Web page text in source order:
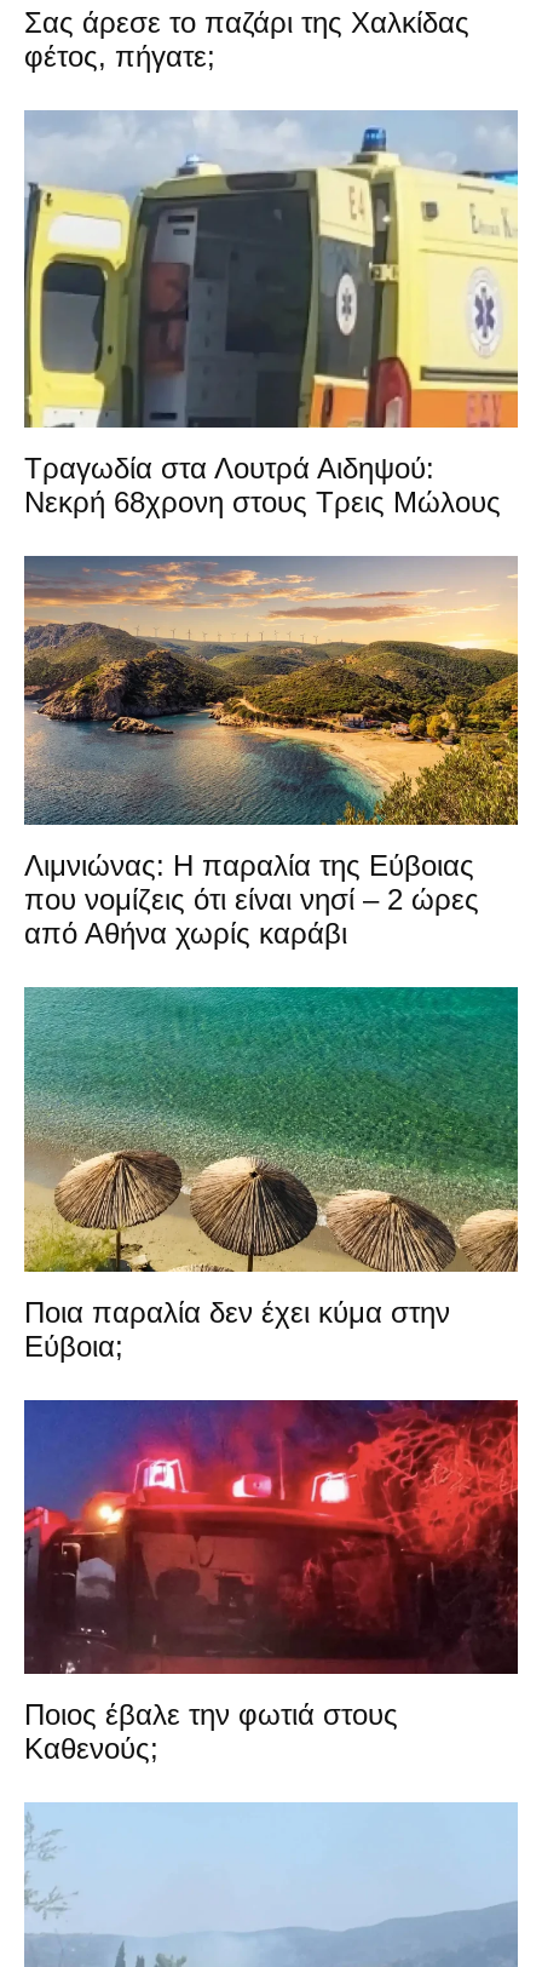
Σας άρεσε το παζάρι της Χαλκίδας
φέτος, πήγατε;
Τραγωδία στα Λουτρά Αιδηψού:
Νεκρή 68χρονη στους Τρεις Μώλους
Λιμνιώνας: Η παραλία της Εύβοιας
που νομίζεις ότι είναι νησί – 2 ώρες
από Αθήνα χωρίς καράβι
Ποια παραλία δεν έχει κύμα στην
Εύβοια;
Ποιος έβαλε την φωτιά στους
Καθενούς;